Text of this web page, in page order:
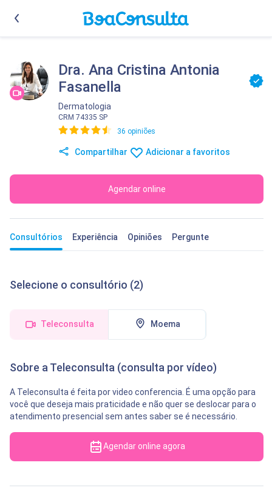
Dra. Ana Cristina Antonia
Fasanella
Dermatologia
CRM 74335 SP
36 opiniões
Compartilhar Adicionar a favoritos
Agendar online
Consultórios Experiência Opiniões Pergunte
Selecione o consultório (2)
Teleconsulta Moema
Sobre a Teleconsulta (consulta por vídeo)
A Teleconsulta é feita por video conferencia. É uma opção para
você que deseja mais praticidade e não quer se deslocar para o
atendimento presencial sem antes saber se é necessário.
Agendar online agora